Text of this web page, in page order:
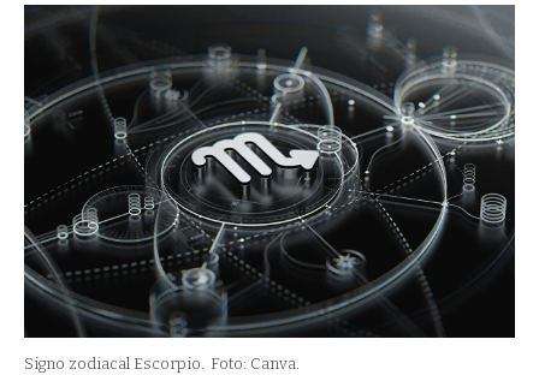
Signo zodiacal Escorpio. Foto: Canva.